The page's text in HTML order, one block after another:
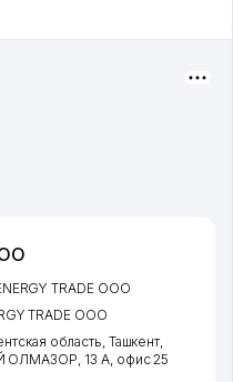
TRADE ООО
TRADE ООО
область Ташкент
ОЛМАЗОР , 13 А, офис 25